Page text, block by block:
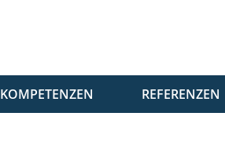
KOMPETENZEN REFERENZEN